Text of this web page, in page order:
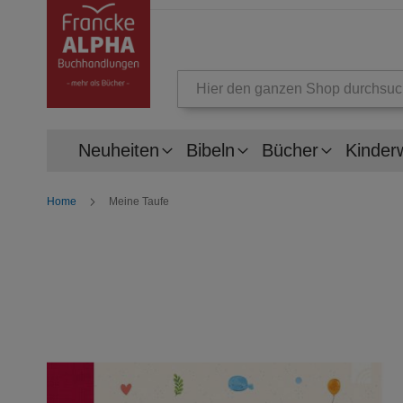
Neuheiten Bibeln Bücher
Home Meine Taufe